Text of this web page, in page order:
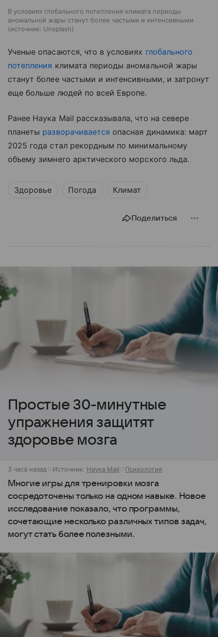
В условиях глобального потепления климата периоды
аномальной жары станут более частыми и интенсивными
источник: Unsplash
Ученые опасаются, что в условиях глобального
потепления климата периоды аномальной жары
станут более частыми и интенсивными, и затронут
еще больше людей по всей Европе.
Ранее Наука Mail рассказывала, что на севере
планеты разворачивается опасная динамика: март
2025 года стал рекордным по минимальному
объему зимнего арктического морского льда.
Здоровье Погода Климат
Поделиться
Простые 30-минутные
упражнения защитят
здоровье мозга
3 часа назад Источник: Наука Mail Психология
Многие игры для тренировки мозга
сосредоточены только на одном навыке. Новое
исследование показало, что программы,
сочетающие несколько различных типов задач,
могут стать более полезными.